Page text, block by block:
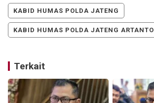
KABID HUMAS POLDA JATENG
KABID HUMAS POLDA JATENG ARTANTO
Terkait